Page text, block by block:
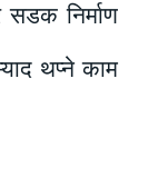
निर्माण
थप्ने काम